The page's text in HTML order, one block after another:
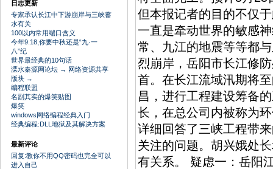
日志更新
专家承认长江中下游崩岸与三峡蓄
水有关
100以内常用端口含义
今年9.18,你要中秋还是“九·一
八”纪
世界最经典的10句话
溧水秦源网论坛 → 网络资源共享
版块 →
编程联盟
名副其实的爆笑贴图
爆笑
windows网络编程经典入门
经典编程:DLL地狱及其解决方案
最新评论
回复:教你不用QQ密码也完全可以
进入自己
但本报记者的目的不仅
一直是牵动世界的敏感
常、九江的地震等等都
烈崩岸，岳阳市长江修
首。在长江流域汛期将
昌，进行工程建设筹备
长，在总公司内被称为
详细回答了三峡工程带
关注的问题。胡兴娥处
有关系。 疑虑一：岳阳